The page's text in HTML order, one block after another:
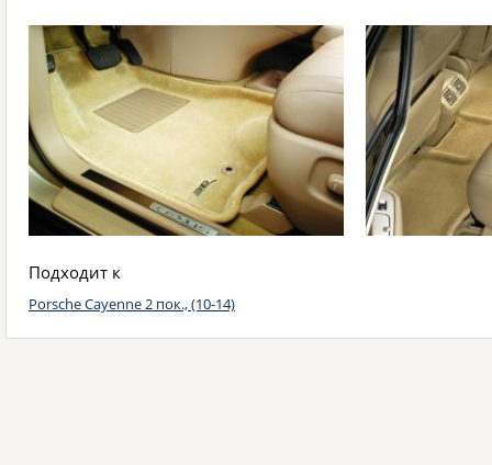
Подходит к
Porsche Cayenne 2 пок., (10-14)